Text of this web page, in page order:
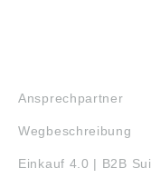
Ansprechpartner
Wegbeschreibung
Einkauf 4.0 | B2B